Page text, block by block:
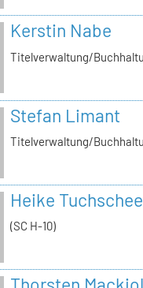
Kerstin Nabe
Titelverwaltung/
Stefan Limant
Titelverwaltung/
Heike
(SC H-10)